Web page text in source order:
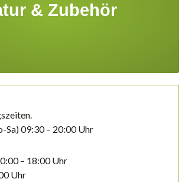
& Zubehör
.
Sa) 09:30 – 20:00 Uhr
– 18:00 Uhr
Uhr